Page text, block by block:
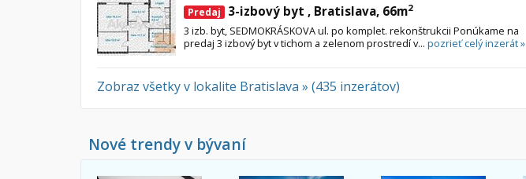
Predaj 3-izbový byt , Bratislava, 66m2
3 izb. byt, SEDMOKRÁSKOVA ul. po komplet. rekonštrukcii Ponúkame na
predaj 3 izbový byt v tichom a zelenom prostredí v... pozrieť celý inzerát »
Zobraz všetky v lokalite Bratislava » (435 inzerátov)
Nové trendy v bývaní